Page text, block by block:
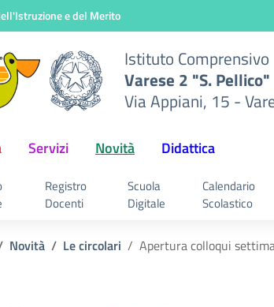
e del Merito
Istituto Comprensivo
Varese 2 "S. Pellico"
Via Appiani, 15 -
Servizi Novità Didattica
Registro
Docenti
Scuola
Digitale
Calendario
Scolastico
Novità Le circolari Apertura colloqui